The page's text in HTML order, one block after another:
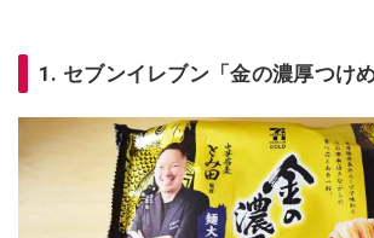
1. セブンイレブン「金の濃厚つけめ